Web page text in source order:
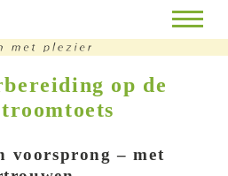
op de
voorsprong – met